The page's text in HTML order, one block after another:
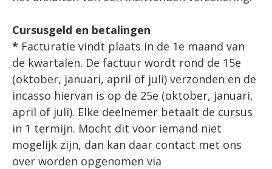
Cursusgeld en betalingen
* Facturatie vindt plaats in de 1e maand van
de kwartalen. De factuur wordt rond de 15e
(oktober, januari, april of juli) verzonden en de
incasso hiervan is op de 25e (oktober, januari,
april of juli). Elke deelnemer betaalt de cursus
in 1 termijn. Mocht dit voor iemand niet
mogelijk zijn, dan kan daar contact met ons
over worden opgenomen via